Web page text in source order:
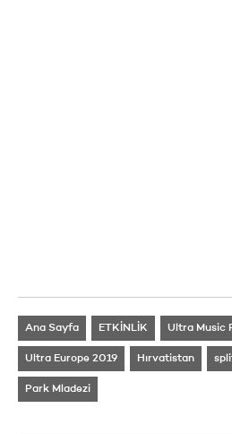
Ana Sayfa ETKİNLİK Ultra Music
Ultra Europe 2019 Hırvatistan
Park Mladezi